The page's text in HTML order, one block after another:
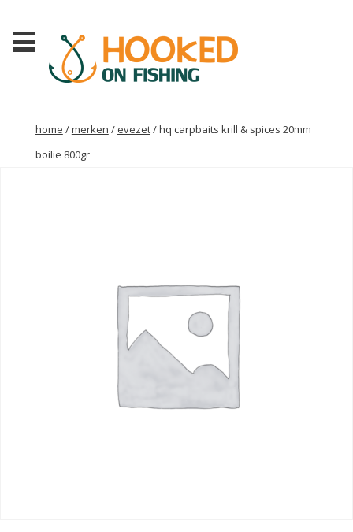
home /merken / evezet/ hq carpbaits krill & spices 20mm
boilie 800gr